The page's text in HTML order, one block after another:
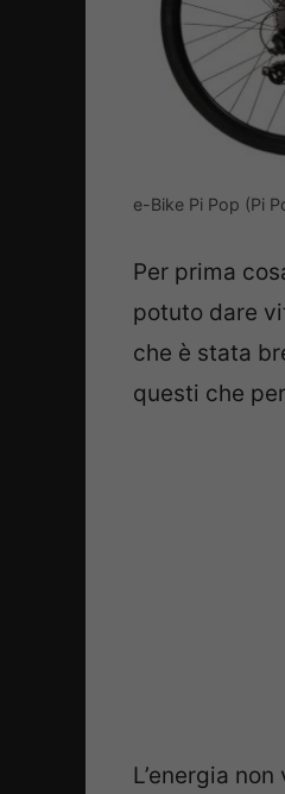
e-Bike Pi Pop (Pi
Per prima
potuto dare
che è stata
questi che
L’energia